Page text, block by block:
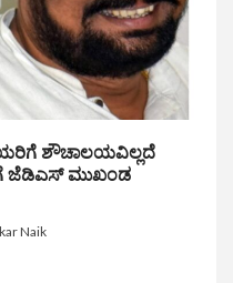
ಶೌಚಾಲಯವಿಲ್ಲದೆ
ಜೆಡಿಎಸ್ ಮುಖಂಡ
Naik